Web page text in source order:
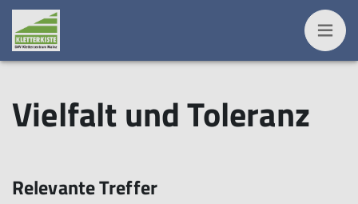
Vielfalt und Toleranz
Relevante Treffer